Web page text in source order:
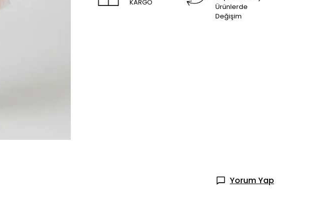
KARGO
Ürünlerde
Değişim
Yorum Yap